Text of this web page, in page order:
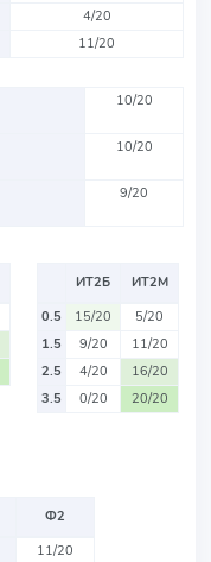
4/20
11/20
10/20
10/20
9/20
ИТ2Б
ИТ2М
0.5
15/20
5/20
1.5
9/20
11/20
2.5
4/20
16/20
3.5
0/20 20/20
Ф2
11/20